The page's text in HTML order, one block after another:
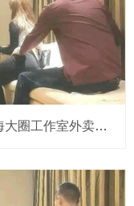
上海大圈工作室外卖的上门范围覆盖全市吗